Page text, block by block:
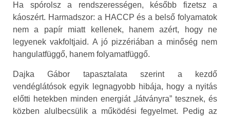
Ha spórolsz a rendszerességen, később fizetsz a
káoszért. Harmadszor: a HACCP és a belső folyamatok
nem a papír miatt kellenek, hanem azért, hogy ne
legyenek vakfoltjaid. A jó pizzériában a minőség nem
hangulatfüggő, hanem folyamatfüggő.
Dajka Gábor tapasztalata szerint a kezdő
vendéglátósok egyik legnagyobb hibája, hogy a nyitás
előtti hetekben minden energiát „látványra” tesznek, és
közben alulbecsülik a működési fegyelmet. Pedig az